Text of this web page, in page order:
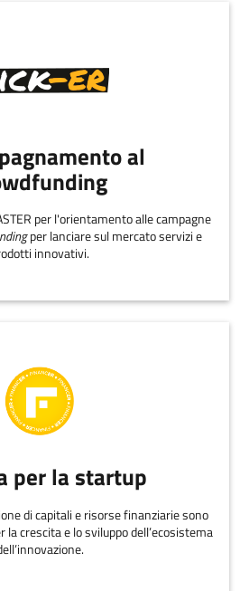
al
per l'orientamento alle campagne
per lanciare sul mercato servizi e
innovativi.
per la startup
di capitali e risorse finanziarie sono
crescita e lo sviluppo dell’ecosistema